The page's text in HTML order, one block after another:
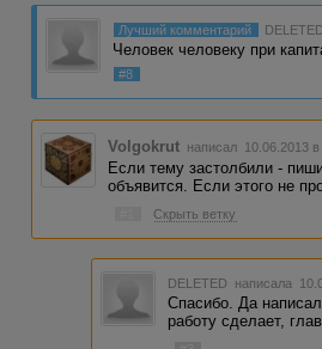
Лучший комментарий DELETED
Человек человеку при
#8
Volgokrut написал 10.06.2013 в
Если тему застолбили -
объявится. Если этого не
Скрыть ветку
DELETED написала
Спасибо. Да
работу сделает,